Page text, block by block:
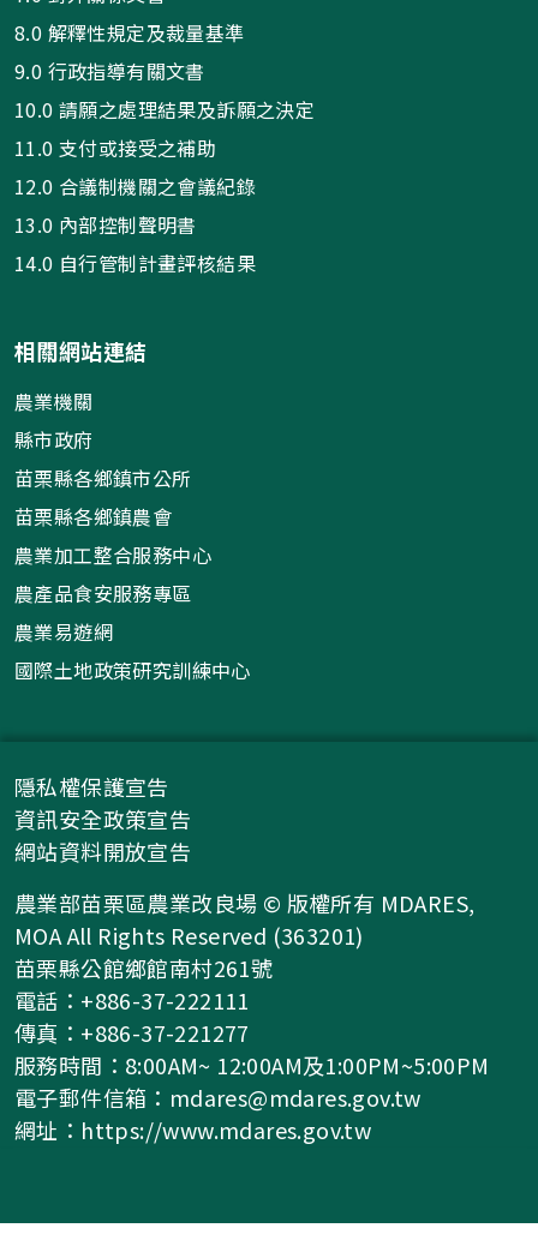
8.0 解釋性規定及裁量基準
9.0 行政指導有關文書
10.0 請願之處理結果及訴願之決定
11.0 支付或接受之補助
12.0 合議制機關之會議紀錄
13.0 內部控制聲明書
14.0 自行管制計畫評核結果
相關網站連結
農業機關
縣市政府
苗栗縣各鄉鎮市公所
苗栗縣各鄉鎮農會
農業加工整合服務中心
農產品食安服務專區
農業易遊網
國際土地政策研究訓練中心
隱私權保護宣告
資訊安全政策宣告
網站資料開放宣告
農業部苗栗區農業改良場 © 版權所有 MDARES,
MOA All Rights Reserved (363201)
苗栗縣公館鄉館南村261號
電話：+886-37-222111
傳真：+886-37-221277
服務時間：8:00AM~ 12:00AM及1:00PM~5:00PM
電子郵件信箱： mdares@mdares.gov.tw
網址： https://www.mdares.gov.tw